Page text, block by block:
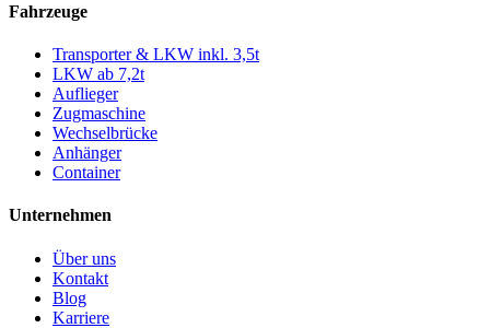
Fahrzeuge
Transporter & LKW inkl. 3,5t
LKW ab 7,2t
Auflieger
Zugmaschine
Wechselbrücke
Anhänger
Container
Unternehmen
Über uns
Kontakt
Blog
Karriere